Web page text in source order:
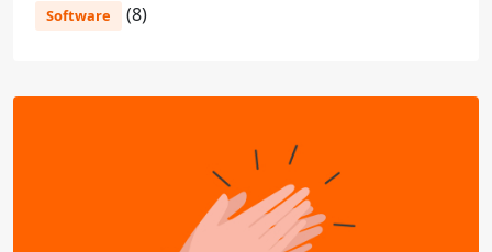
Software (8)